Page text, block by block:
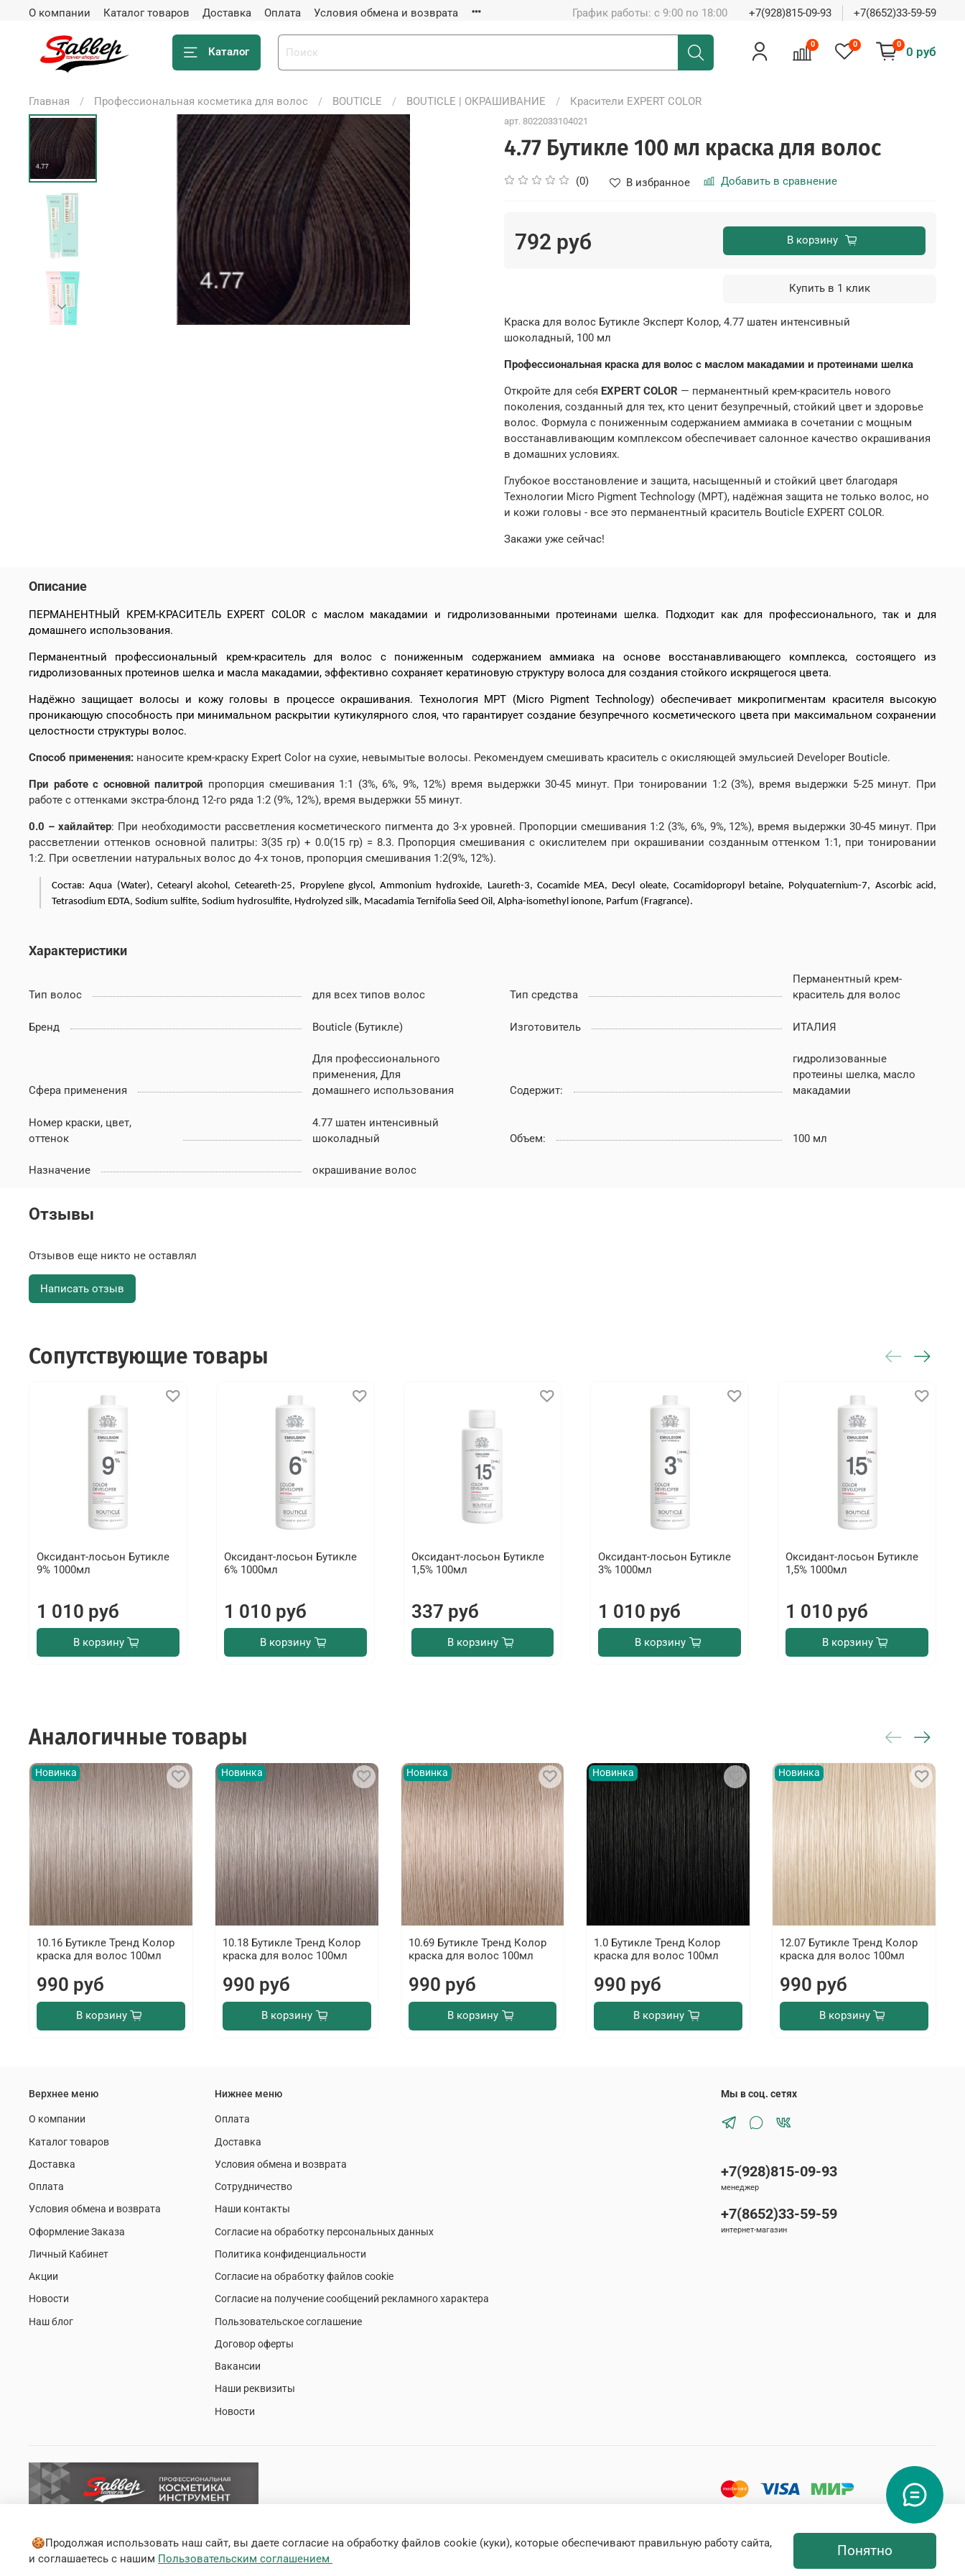
О компании Каталог товаров Доставка Оплата Условия обмена и возврата График работы: с 9:00 по 18:00 +7(928)815-09-93 +7(8652)33-59-59
Каталог
0 0 0
0 руб
Главная Профессиональная косметика для волос BOUTICLE BOUTICLE | ОКРАШИВАНИЕ Красители EXPERT COLOR
арт. 8022033104021
4.77 Бутикле 100 мл краска для волос
(0) В избранное Добавить в сравнение
792 руб В корзину
Купить в 1 клик
Краска для волос Бутикле Эксперт Колор, 4.77 шатен интенсивный
шоколадный, 100 мл
Профессиональная краска для волос с маслом макадамии и протеинами шелка
Откройте для себя EXPERT COLOR — перманентный крем-краситель нового
поколения, созданный для тех, кто ценит безупречный, стойкий цвет и здоровье
волос. Формула с пониженным содержанием аммиака в сочетании с мощным
восстанавливающим комплексом обеспечивает салонное качество окрашивания
в домашних условиях.
Глубокое восстановление и защита, насыщенный и стойкий цвет благодаря
Технологии Micro Pigment Technology (MPT), надёжная защита не только волос, но
и кожи головы - все это перманентный краситель Bouticle EXPERT COLOR.
Закажи уже сейчас!
Описание
ПЕРМАНЕНТНЫЙ КРЕМ-КРАСИТЕЛЬ EXPERT COLOR с маслом макадамии и гидролизованными протеинами шелка. Подходит как для профессионального, так и для
домашнего использования.
Перманентный профессиональный крем-краситель для волос с пониженным содержанием аммиака на основе восстанавливающего комплекса, состоящего из
гидролизованных протеинов шелка и масла макадамии, эффективно сохраняет кератиновую структуру волоса для создания стойкого искрящегося цвета.
Надёжно защищает волосы и кожу головы в процессе окрашивания. Технология MPT (Micro Pigment Technology) обеспечивает микро­пигментам красителя высокую
проникающую способность при минимальном раскрытии кутикулярного слоя, что гарантирует создание безупречного косметического цвета при максимальном сохранении
целостности структуры волос.
Способ применения: наносите крем-краску Expert Color на сухие, невымытые волосы. Рекомендуем смешивать краситель с окисляющей эмульсией Developer Bouticle.
При работе с основной палитрой пропорция смешивания 1:1 (3%, 6%, 9%, 12%) время выдержки 30-45 минут. При тонировании 1:2 (3%), время выдержки 5-25 минут. При
работе с оттенками экстра-блонд 12-го ряда 1:2 (9%, 12%), время выдержки 55 минут.
0.0 – хайлайтер: При необходимости рассветления косметического пигмента до 3-х уровней. Пропорции смешивания 1:2 (3%, 6%, 9%, 12%), время выдержки 30-45 минут. При
рассветлении оттенков основной палитры: 3(35 гр) + 0.0(15 гр) = 8.3. Пропорция смешивания с окислителем при окрашивании созданным оттенком 1:1, при тонировании
1:2. При осветлении натуральных волос до 4-х тонов, пропорция смешивания 1:2(9%, 12%).
Cостав: Aqua (Water), Cetearyl alcohol, Ceteareth-25, Propylene glycol, Ammonium hydroxide, Laureth-3, Cocamide MEA, Decyl oleate, Cocamidopropyl betaine, Polyquaternium-7, Ascorbic acid,
Tetrasodium EDTA, Sodium sulfite, Sodium hydrosulfite, Hydrolyzed silk, Macadamia Ternifolia Seed Oil, Alpha-isomethyl ionone, Parfum (Fragrance).
Характеристики
Тип волос для всех типов волос Тип средства
Перманентный крем-
краситель для волос
Бренд Bouticle (Бутикле) Изготовитель ИТАЛИЯ
Сфера применения
Для профессионального
применения, Для
домашнего использования
Содержит:
гидролизованные
протеины шелка, масло
макадамии
Номер краски, цвет,
оттенок
4.77 шатен интенсивный
шоколадный
Объем: 100 мл
Назначение окрашивание волос
Отзывы
Отзывов еще никто не оставлял
Написать отзыв
Сопутствующие товары
Оксидант-лосьон Бутикле
9% 1000мл
1 010 руб
В корзину
Оксидант-лосьон Бутикле
6% 1000мл
1 010 руб
В корзину
Оксидант-лосьон Бутикле
1,5% 100мл
337 руб
В корзину
Оксидант-лосьон Бутикле
3% 1000мл
1 010 руб
В корзину
Оксидант-лосьон Бутикле
1,5% 1000мл
1 010 руб
В корзину
Аналогичные товары
Новинка
10.16 Бутикле Тренд Колор
краска для волос 100мл
990 руб
В корзину
Новинка
10.18 Бутикле Тренд Колор
краска для волос 100мл
990 руб
В корзину
Новинка
10.69 Бутикле Тренд Колор
краска для волос 100мл
990 руб
В корзину
Новинка
1.0 Бутикле Тренд Колор
краска для волос 100мл
990 руб
В корзину
Новинка
12.07 Бутикле Тренд Колор
краска для волос 100мл
990 руб
В корзину
Верхнее меню
О компании
Каталог товаров
Доставка
Оплата
Условия обмена и возврата
Оформление Заказа
Личный Кабинет
Акции
Новости
Наш блог
Нижнее меню
Оплата
Доставка
Условия обмена и возврата
Сотрудничество
Наши контакты
Согласие на обработку персональных данных
Политика конфиденциальности
Согласие на обработку файлов cookie
Согласие на получение сообщений рекламного характера
Пользовательское соглашение
Договор оферты
Вакансии
Наши реквизиты
Новости
Мы в соц. сетях
+7(928)815-09-93
менеджер
+7(8652)33-59-59
интернет-магазин
© 2020 Любое использование контента без письменного разрешения запрещено
🍪Продолжая использовать наш сайт, вы даете согласие на обработку файлов cookie (куки), которые обеспечивают правильную работу сайта,
и соглашаетесь с нашим Пользовательским соглашением Понятно